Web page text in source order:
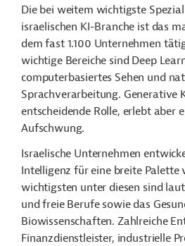
Die bei weitem wichtigste
israelischen KI-Branche ist das
dem fast 1.100 Unternehmen
wichtige Bereiche sind Deep
computerbasiertes Sehen und
Sprachverarbeitung. Generative
entscheidende Rolle, erlebt aber
Aufschwung.
Israelische Unternehmen
Intelligenz für eine breite Palette
wichtigsten unter diesen sind
und freie Berufe sowie das
Biowissenschaften. Zahlreiche
Finanzdienstleister, industrielle